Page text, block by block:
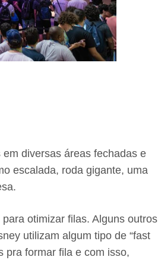
diversas áreas fechadas e
escalada, roda gigante, uma
otimizar filas. Alguns outros
utilizam algum tipo de “fast
pra formar fila e com isso,